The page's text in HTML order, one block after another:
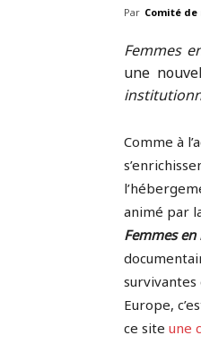
Par Comité
Femmes
une
Comme à
animé par
Femmes en
survivantes
Europe,
ce site une